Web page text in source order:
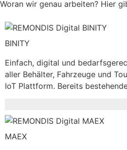
Woran wir genau arbeiten? Hier
BINITY
Einfach, digital und
aller Behälter, Fahrzeuge und
IoT Plattform. Bereits
MAEX